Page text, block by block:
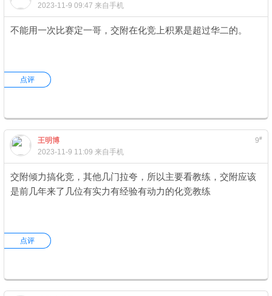
2023-11-9 09:47 来自手机
不能用一次比赛定一哥，交附在化竞上积累是超过华二的。
点评
9#
王明博
2023-11-9 11:09 来自手机
交附倾力搞化竞，其他几门拉夸，所以主要看教练，交附应该
是前几年来了几位有实力有经验有动力的化竞教练
点评